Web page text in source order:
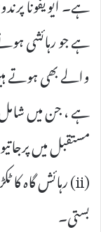
ہے جو رہائشی
والے بھی ہوتے
مستقبل میں
بستی۔